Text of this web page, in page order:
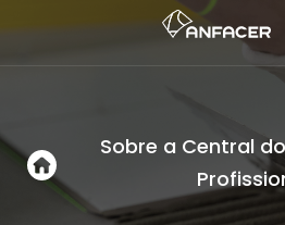
Sobre a Central